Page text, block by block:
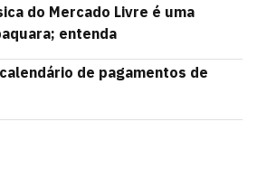
do Mercado Livre é uma
entenda
de pagamentos de